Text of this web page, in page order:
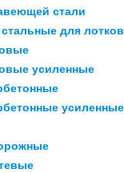
стали
для лотков
усиленные
усиленные